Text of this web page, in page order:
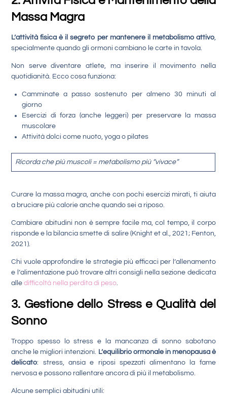
Massa Magra
L’attività fisica è il segreto per mantenere il metabolismo attivo,
specialmente quando gli ormoni cambiano le carte in tavola.
Non serve diventare atlete, ma inserire il movimento nella
quotidianità. Ecco cosa funziona:
Camminate a passo sostenuto per almeno 30 minuti al
giorno
Esercizi di forza (anche leggeri) per preservare la massa
muscolare
Attività dolci come nuoto, yoga o pilates
Ricorda che più muscoli = metabolismo più “vivace”
Curare la massa magra, anche con pochi esercizi mirati, ti aiuta
a bruciare più calorie anche quando sei a riposo.
Cambiare abitudini non è sempre facile ma, col tempo, il corpo
risponde e la bilancia smette di salire (Knight et al., 2021; Fenton,
2021).
Chi vuole approfondire le strategie più efficaci per l’allenamento
e l’alimentazione può trovare altri consigli nella sezione dedicata
alledifficoltà nella perdita di peso.
3. Gestione dello Stress e Qualità del
Sonno
Troppo spesso lo stress e la mancanza di sonno sabotano
anche le migliori intenzioni. L’equilibrio ormonale in menopausa è
delicato: stress, ansia e riposi spezzati alimentano la fame
nervosa e possono rallentare ancora di più il metabolismo.
Alcune semplici abitudini utili: